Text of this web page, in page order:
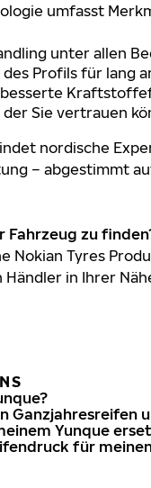
umfasst
unter allen
des Profils für lang
der Sie vertrauen
nordische
– abgestimmt
Fahrzeug zu
Nokian Tyres
in Ihrer
Ganzjahresreifen
Yunque
für